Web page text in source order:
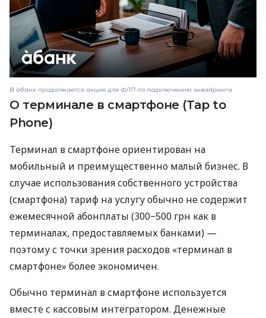
В àбанк продолжается акция для ФЛП по подключению эквайринга
О терминале в смартфоне (Tap to
Phone)
Терминал в смартфоне ориентирован на
мобильный и преимущественно малый бизнес. В
случае использования собственного устройства
(смартфона) тариф на услугу обычно не содержит
ежемесячной абонплаты (300−500 грн как в
терминалах, предоставляемых банками) —
поэтому с точки зрения расходов «терминал в
смартфоне» более экономичен.
Обычно терминал в смартфоне используется
вместе с кассовым интегратором. Денежные